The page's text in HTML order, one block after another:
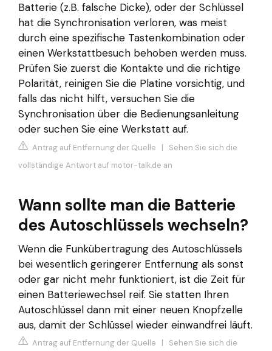
Batterie (z.B. falsche Dicke), oder der Schlüssel
hat die Synchronisation verloren, was meist
durch eine spezifische Tastenkombination oder
einen Werkstattbesuch behoben werden muss.
Prüfen Sie zuerst die Kontakte und die richtige
Polarität, reinigen Sie die Platine vorsichtig, und
falls das nicht hilft, versuchen Sie die
Synchronisation über die Bedienungsanleitung
oder suchen Sie eine Werkstatt auf.
Antrag auf Entfernung der Quelle | Sehen Sie sich die
vollständige Antwort auf motor-talk.de an
Wann sollte man die Batterie
des Autoschlüssels wechseln?
Wenn die Funkübertragung des Autoschlüssels
bei wesentlich geringerer Entfernung als sonst
oder gar nicht mehr funktioniert, ist die Zeit für
einen Batteriewechsel reif. Sie statten Ihren
Autoschlüssel dann mit einer neuen Knopfzelle
aus, damit der Schlüssel wieder einwandfrei läuft.
Antrag auf Entfernung der Quelle | Sehen Sie sich die